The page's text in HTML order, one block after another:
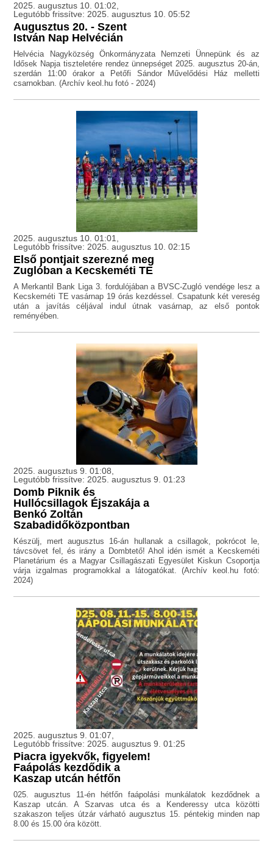
2025. augusztus 10. 01:02,
Legutóbb frissítve: 2025. augusztus 10. 05:52
Augusztus 20. - Szent
István Nap Helvécián
Helvécia Nagyközség Önkormányzata Nemzeti Ünnepünk és az
Idősek Napja tiszteletére rendez ünnepséget 2025. augusztus 20-án,
szerdán 11:00 órakor a Petőfi Sándor Művelődési Ház melletti
csarnokban. (Archív keol.hu fotó - 2024)
2025. augusztus 10. 01:01,
Legutóbb frissítve: 2025. augusztus 10. 02:15
Első pontjait szerezné meg
Zuglóban a Kecskeméti TE
A Merkantil Bank Liga 3. fordulójában a BVSC-Zugló vendége lesz a
Kecskeméti TE vasárnap 19 órás kezdéssel. Csapatunk két vereség
után a javítás céljával indul útnak vasárnap, az első pontok
reményében.
2025. augusztus 9. 01:08,
Legutóbb frissítve: 2025. augusztus 9. 01:23
Domb Piknik és
Hullócsillagok Éjszakája a
Benkó Zoltán
Szabadidőközpontban
Készülj, mert augusztus 16-án hullanak a csillagok, pokrócot le,
távcsövet fel, és irány a Dombtető! Ahol idén ismét a Kecskeméti
Planetárium és a Magyar Csillagászati Egyesület Kiskun Csoportja
várja izgalmas programokkal a látogatókat. (Archív keol.hu fotó:
2024)
2025. augusztus 9. 01:07,
Legutóbb frissítve: 2025. augusztus 9. 01:25
Piacra igyekvők, figyelem!
Faápolás kezdődik a
Kaszap utcán hétfőn
025. augusztus 11-én hétfőn faápolási munkálatok kezdődnek a
Kaszap utcán. A Szarvas utca és a Kenderessy utca közötti
szakaszon teljes útzár várható augusztus 15. péntekig minden nap
8.00 és 15.00 óra között.